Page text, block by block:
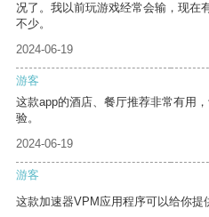
况了。我以前玩游戏经常会输，现在
不少。
2024-06-19
游客
这款app的酒店、餐厅推荐非常有用
验。
2024-06-19
游客
这款加速器VPM应用程序可以给你提